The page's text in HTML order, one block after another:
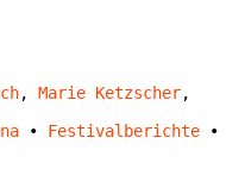
,Marie Ketzscher,
• Festivalberichte
•